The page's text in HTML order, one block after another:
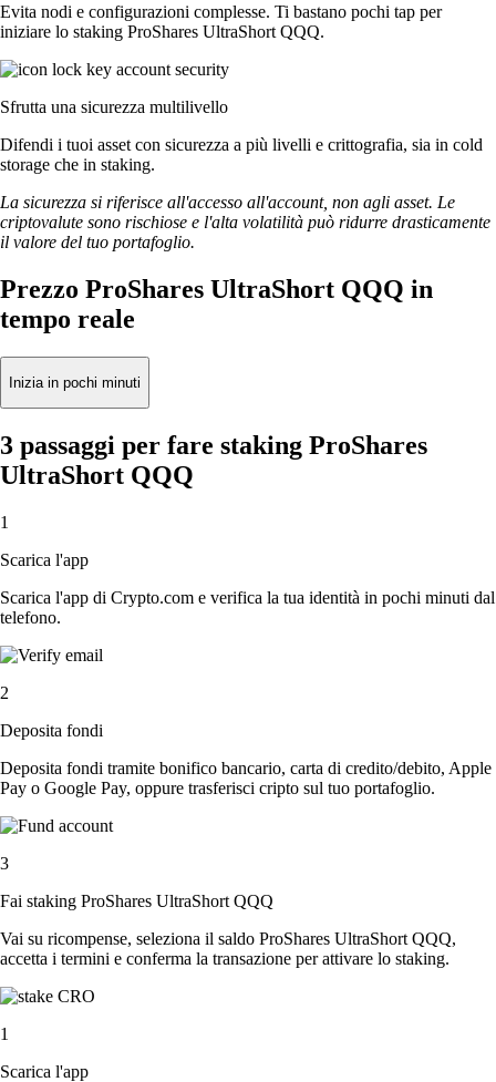
Evita nodi e configurazioni complesse. Ti bastano pochi tap per
iniziare lo staking ProShares UltraShort QQQ.
Sfrutta una sicurezza multilivello
Difendi i tuoi asset con sicurezza a più livelli e crittografia, sia in cold
storage che in staking.
La sicurezza si riferisce all'accesso all'account, non agli asset. Le
criptovalute sono rischiose e l'alta volatilità può ridurre drasticamente
il valore del tuo portafoglio.
Prezzo ProShares UltraShort QQQ in
tempo reale
Inizia in pochi minuti
3 passaggi per fare staking ProShares
UltraShort QQQ
1
Scarica l'app
Scarica l'app di Crypto.com e verifica la tua identità in pochi minuti dal
telefono.
2
Deposita fondi
Deposita fondi tramite bonifico bancario, carta di credito/debito, Apple
Pay o Google Pay, oppure trasferisci cripto sul tuo portafoglio.
3
Fai staking ProShares UltraShort QQQ
Vai su ricompense, seleziona il saldo ProShares UltraShort QQQ,
accetta i termini e conferma la transazione per attivare lo staking.
1
Scarica l'app